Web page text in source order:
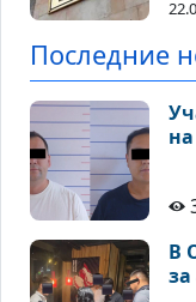
Последние
В